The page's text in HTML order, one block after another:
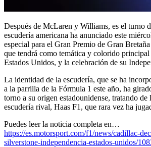
Después de McLaren y Williams, es el turno
escudería americana ha anunciado este
especial para el Gran Premio de Gran
que tendrá como temática y colorido
Estados Unidos, y la celebración de su
La identidad de la escudería, que se ha
a la parrilla de la Fórmula 1 este año, ha
torno a su origen estadounidense, tratando de
escudería rival, Haas F1, que rara vez ha
Puedes leer la noticia completa en…
https://es.motorsport.com/f1/news/cadillac-
silverstone-independencia-estados-unidos/